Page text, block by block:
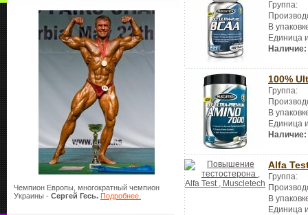
Чемпион Европы, многократный чемпион
Украины - Сергей Гесь. Подробнее.
Группа:
В
Единица
Наличие:
100%
Группа:
В
Единица
Наличие:
Alfa
Группа:
В
Единица